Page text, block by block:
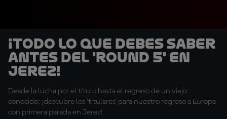
¡Todo lo que debes saber
antes del 'Round 5' en
Jerez!
Desde la lucha por el título hasta el regreso de un viejo
conocido: ¡descubre los 'titulares' para nuestro regreso a Europa
con primera parada en Jerez!